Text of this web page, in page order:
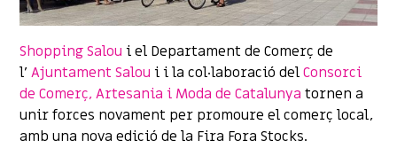
Shopping Salou i el Departament de Comerç de
l’Ajuntament Salou i i la col·laboració delConsorci
de Comerç, Artesania i Moda de Catalunyatornen a
unir forces novament per promoure el comerç local,
amb una nova edició de la Fira Fora Stocks.